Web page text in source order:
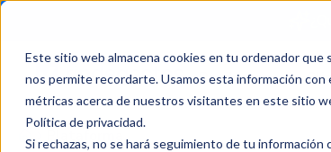
Este sitio web almacena cookies en tu ordenador
nos permite recordarte. Usamos esta información con
métricas acerca de nuestros visitantes en este sitio
Política de privacidad.
Si rechazas, no se hará seguimiento de tu
Productos
Plataforma